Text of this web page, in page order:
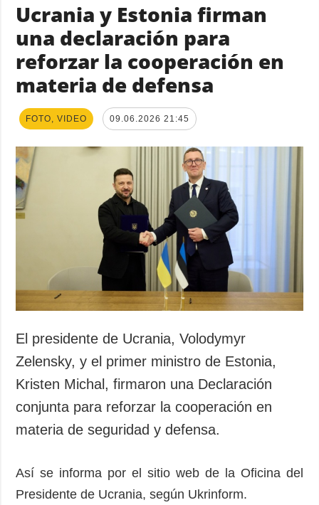
Ucrania y Estonia firman
una declaración para
reforzar la cooperación en
materia de defensa
FOTO, VIDEO 09.06.2026 21:45
El presidente de Ucrania, Volodymyr
Zelensky, y el primer ministro de Estonia,
Kristen Michal, firmaron una Declaración
conjunta para reforzar la cooperación en
materia de seguridad y defensa.
Así se informa por el sitio web de la Oficina del
Presidente de Ucrania, según Ukrinform.